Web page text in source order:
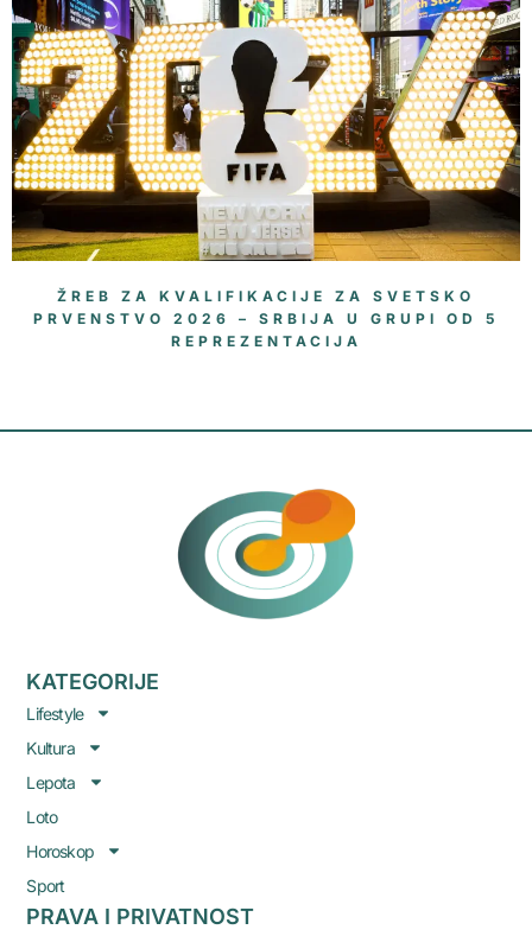
ŽREB ZA KVALIFIKACIJE ZA SVETSKO
PRVENSTVO 2026 – SRBIJA U GRUPI OD 5
REPREZENTACIJA
KATEGORIJE
Lifestyle
Kultura
Lepota
Loto
Horoskop
Sport
PRAVA I PRIVATNOST